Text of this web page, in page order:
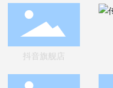
抖音旗舰店